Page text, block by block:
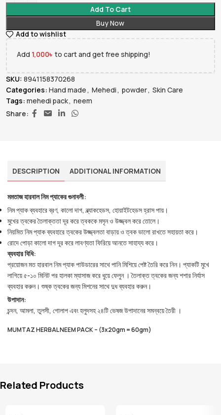
Add To Cart
Buy Now
Add to wishlist
Add 1,000৳ to cart and get free shipping!
SKU: 8941158370268
Categories: Hand made , Mehedi , powder, Skin Care
Tags: mehedi pack, neem
Share:
DESCRIPTION ADDITIONAL INFORMATION
মমতাজ হারবাল নিম প্যাকের গুনাবলী:
নিম প্যাক ব্যবহারে ব্রণ, কালো দাগ, ব্ল্যাকহেডস, হোয়াইটহেডস হ্রাস পায়।
মুখের ত্বকের তৈলাক্ততা দূর করে ত্বককে মসৃন ও উজ্জ্বল করে তোলে।
নিয়মিত নিম প্যাক ব্যবহারে ত্বকের উজ্জ্বলতা বাড়ায় ও ত্বক ভালো রাখতে সহায়তা করে।
রোদে পোড়া কালো দাগ দূর করে লাবণ্যতা ফিরিয়ে আনতে সাহায্য করে।
ব্যবহার বিধি:
প্রয়োজন মত হারবাল নিম প্যাক পাউডারের সাথে পানি মিশিয়ে পেষ্ট তৈরি করে নিন। প্যাকটি মুখে
লাগিয়ে ৫-১০ মিনিট পর হালকা ম্যাসাজ করে ধুয়ে ফেলুন । তৈলাক্ত ত্বকের জন্য শশার নির্যাস
ব্যবহার করুন। শুষ্ক ত্বকের জন্য মিশনের সাথে দুধ ব্যবহার করুন।
উপাদান:
চন্দন, আমলা, তুলসী, গোলাপ এবং হলুদসহ ২৪টি ভেষজ উপাদানের সমন্বয়ে তৈরী ।
MUMTAZHERBALNEEM PACK – (3x20gm = 60gm)
Related Products